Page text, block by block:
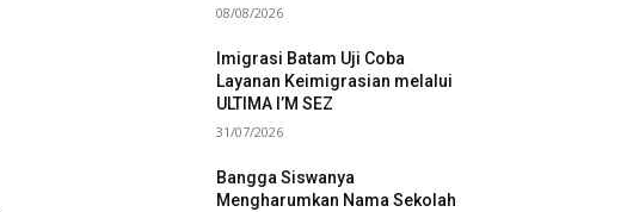
08/08/2026
Imigrasi Batam Uji Coba
Layanan Keimigrasian melalui
ULTIMA I’M SEZ
31/07/2026
Bangga Siswanya
Mengharumkan Nama Sekolah